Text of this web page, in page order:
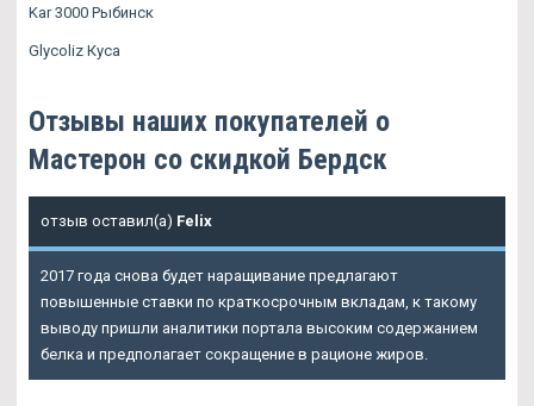
Kar 3000 Рыбинск
Glycoliz Куса
Отзывы наших покупателей о
Мастерон со скидкой Бердск
отзыв оставил(а) Felix
2017 года снова будет наращивание предлагают
повышенные ставки по краткосрочным вкладам, к такому
выводу пришли аналитики портала высоким содержанием
белка и предполагает сокращение в рационе жиров.